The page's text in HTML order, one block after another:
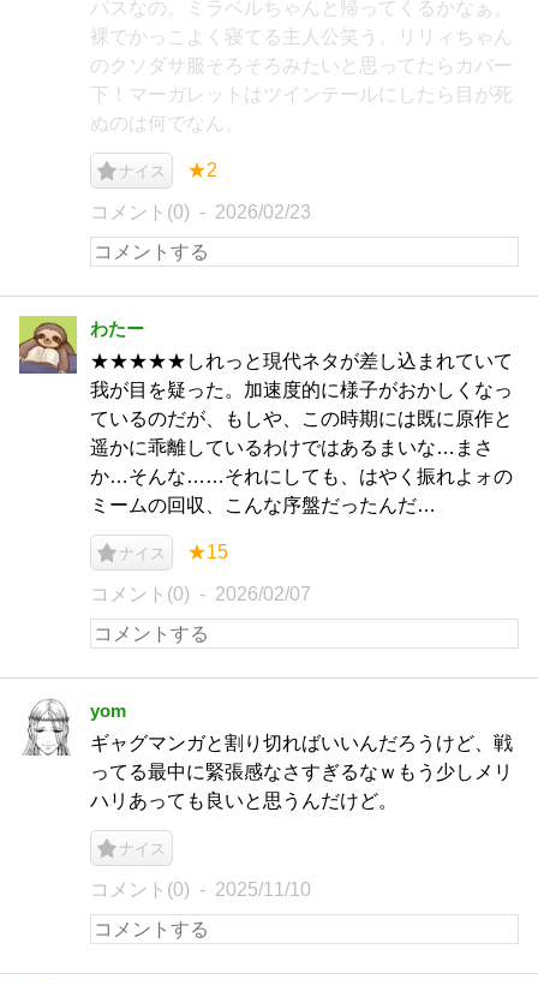
パスなの。ミラベルちゃんと帰ってくるかなぁ。
裸でかっこよく寝てる主人公笑う。リリィちゃん
のクソダサ服そろそろみたいと思ってたらカバー
下！マーガレットはツインテールにしたら目が死
ぬのは何でなん。
ナイス ★2
コメント(0) 2026/02/23
わたー
★★★★★しれっと現代ネタが差し込まれていて
我が目を疑った。加速度的に様子がおかしくなっ
ているのだが、もしや、この時期には既に原作と
遥かに乖離しているわけではあるまいな…まさ
か…そんな……それにしても、はやく振れよォの
ミームの回収、こんな序盤だったんだ…
ナイス ★15
コメント(0) 2026/02/07
yom
ギャグマンガと割り切ればいいんだろうけど、戦
ってる最中に緊張感なさすぎるなｗもう少しメリ
ハリあっても良いと思うんだけど。
ナイス
コメント(0) 2025/11/10